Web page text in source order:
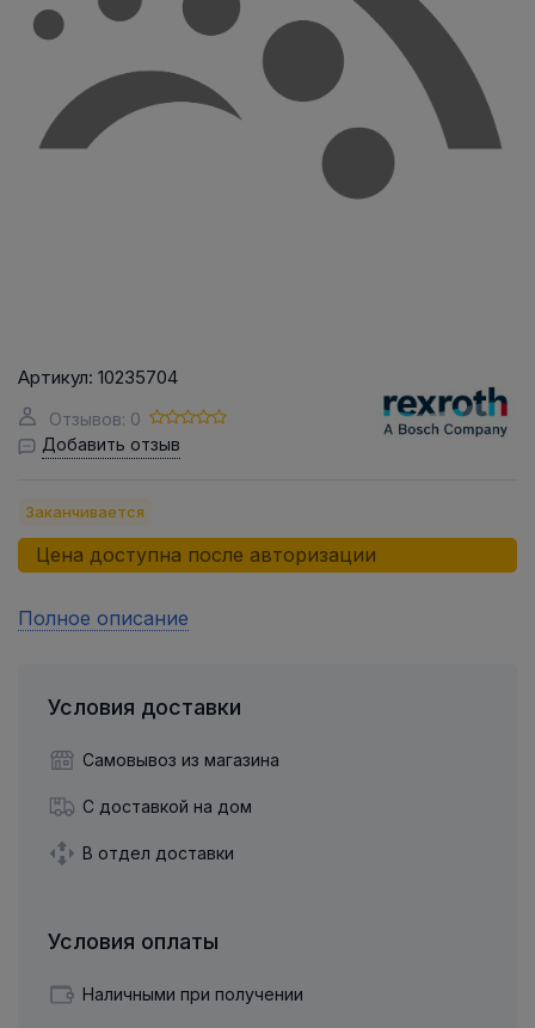
Артикул: 10235704
Отзывов: 0
Добавить отзыв
Заканчивается
Цена доступна после авторизации
Полное описание
Условия доставки
Самовывоз из магазина
С доставкой на дом
В отдел доставки
Условия оплаты
Наличными при получении